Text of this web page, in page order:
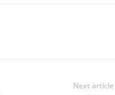
Next article